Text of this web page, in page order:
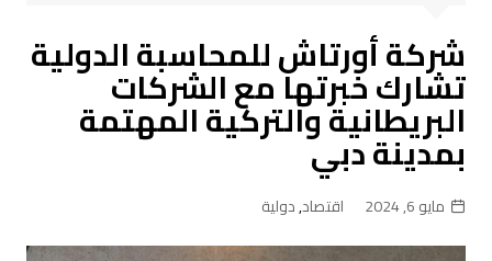
شركة أورتاش للمحاسبة الدولية
تشارك خبرتها مع الشركات
البريطانية والتركية المهتمة
بمدينة دبي
مايو 6, 2024 اقتصاد,دولية